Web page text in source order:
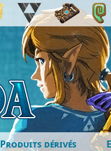
Produits dérivés